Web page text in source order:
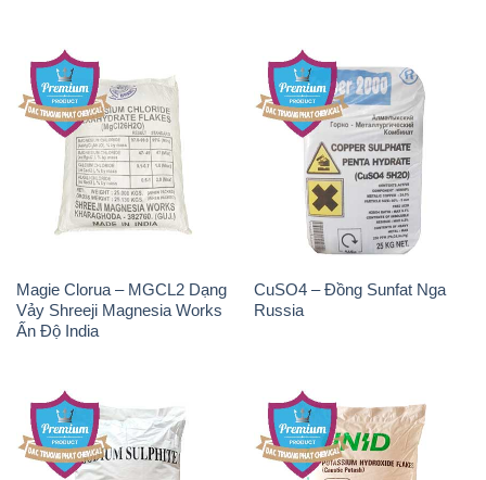
Magie Clorua – MGCL2 Dạng
Vảy Shreeji Magnesia Works
Ấn Độ India
CuSO4 – Đồng Sunfat Nga
Russia